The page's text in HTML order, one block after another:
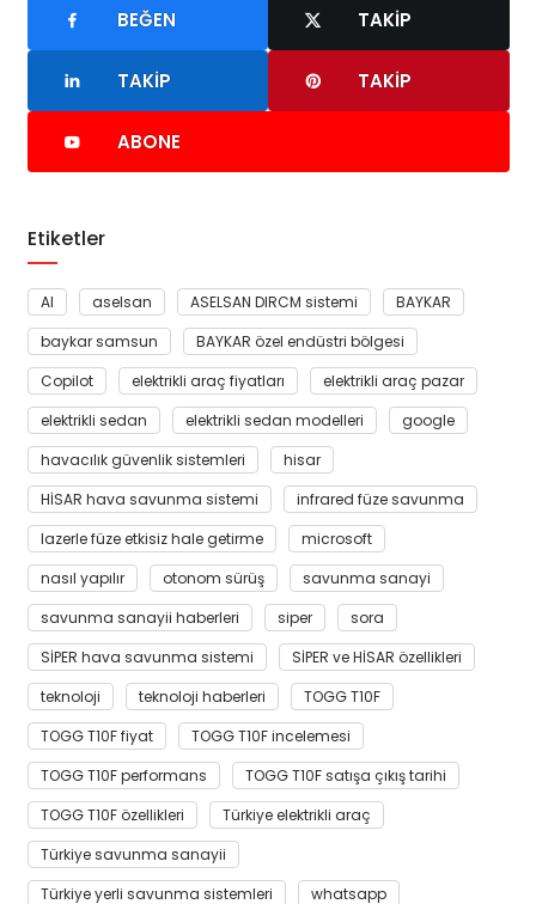
BEĞEN TAKIP
TAKIP TAKIP
ABONE
Etiketler
AI aselsan ASELSAN DIRCM sistemi
BAYKAR
baykar samsun
BAYKAR özel endüstri bölgesi
Copilot
elektrikli araç fiyatları
elektrikli araç pazar
elektrikli sedan
elektrikli sedan modelleri
google
havacılık güvenlik sistemleri
hisar
HİSAR hava savunma sistemi
infrared füze savunma
lazerle füze etkisiz hale getirme
microsoft
nasıl yapılır
otonom sürüş
savunma sanayi
savunma sanayii haberleri
siper
sora
SİPER hava savunma sistemi
SİPER ve HİSAR özellikleri
teknoloji
teknoloji haberleri
TOGG T10F
TOGG T10F fiyat
TOGG T10F incelemesi
TOGG T10F performans
TOGG T10F satışa çıkış tarihi
TOGG T10F özellikleri
Türkiye elektrikli araç
Türkiye savunma sanayii
Türkiye yerli savunma sistemleri
whatsapp